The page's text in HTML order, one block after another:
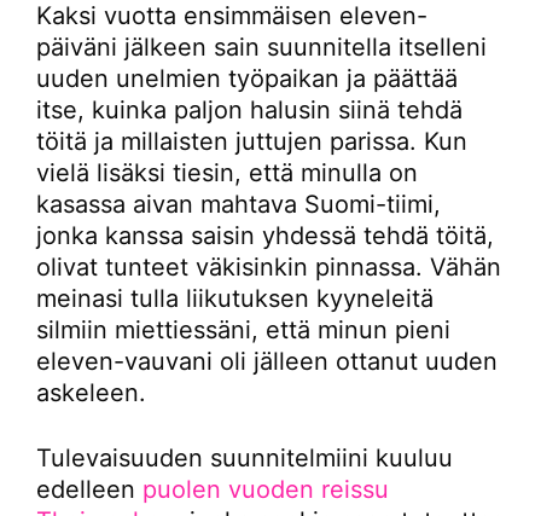
Kaksi vuotta ensimmäisen eleven-
päiväni jälkeen sain suunnitella itselleni
uuden unelmien työpaikan ja päättää
itse, kuinka paljon halusin siinä tehdä
töitä ja millaisten juttujen parissa. Kun
vielä lisäksi tiesin, että minulla on
kasassa aivan mahtava Suomi-tiimi,
jonka kanssa saisin yhdessä tehdä töitä,
olivat tunteet väkisinkin pinnassa. Vähän
meinasi tulla liikutuksen kyyneleitä
silmiin miettiessäni, että minun pieni
eleven-vauvani oli jälleen ottanut uuden
askeleen.
Tulevaisuuden suunnitelmiini kuuluu
edelleen puolen vuoden reissu